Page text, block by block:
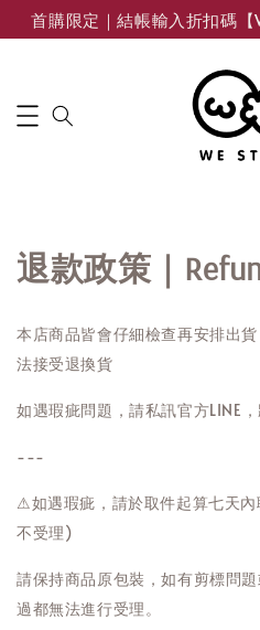
首購限定｜結帳輸入折扣碼
退款政策｜
本店商品皆會仔細檢查再安排出
法接受退換貨
如遇瑕疵問題，請私訊官方LINE
---
⚠如遇瑕疵，請於取件起算七天
不受理)
請保持商品原包裝，如有剪標問
過都無法進行受理。